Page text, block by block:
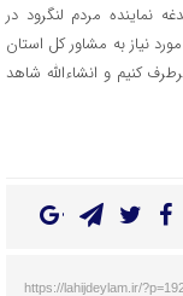
نماینده مردم لنگرود در
نیاز به مشاور کل استان
کنیم و انشاءالله شاهد
https://lahijdeylam.ir/